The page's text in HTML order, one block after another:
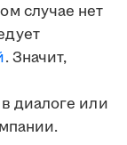
случае нет
. Значит,
диалоге или